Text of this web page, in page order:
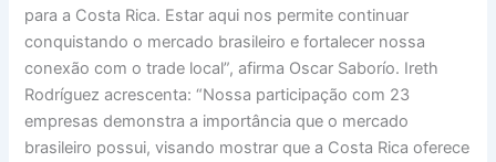
para a Costa Rica. Estar aqui nos permite continuar
conquistando o mercado brasileiro e fortalecer nossa
conexão com o trade local”, afirma Oscar Saborío. Ireth
Rodríguez acrescenta: “Nossa participação com 23
empresas demonstra a importância que o mercado
brasileiro possui, visando mostrar que a Costa Rica oferece